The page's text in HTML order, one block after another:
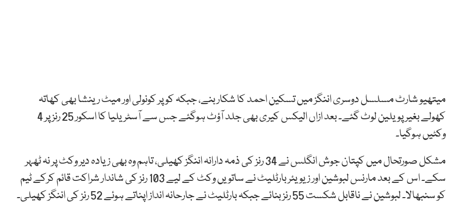
میتھیو شارٹ مسلسل دوسری اننگز میں تسکین احمد کا شکار بنے، جبکہ کوپر کونولی اور میٹ رینشا بھی کھاتہ
کھولے بغیر پویلین لوٹ گئے۔ بعد ازاں الیکس کیری بھی جلد آؤٹ ہوگئے جس سے آسٹریلیا کا اسکور 25 رنز پر 4
وکٹیں ہوگیا۔
مشکل صورتحال میں کپتان جوش انگلس نے 34 رنز کی ذمہ دارانہ اننگز کھیلی، تاہم وہ بھی زیادہ دیر وکٹ پر نہ ٹھہر
سکے۔ اس کے بعد مارنس لبوشین اور زیویئر بارٹلیٹ نے ساتویں وکٹ کے لیے 103 رنز کی شاندار شراکت قائم کرکے ٹیم
کو سنبھالا۔ لبوشین نے ناقابل شکست 55 رنز بنائے جبکہ بارٹلیٹ نے جارحانہ انداز اپناتے ہوئے 52 رنز کی اننگز کھیلی۔